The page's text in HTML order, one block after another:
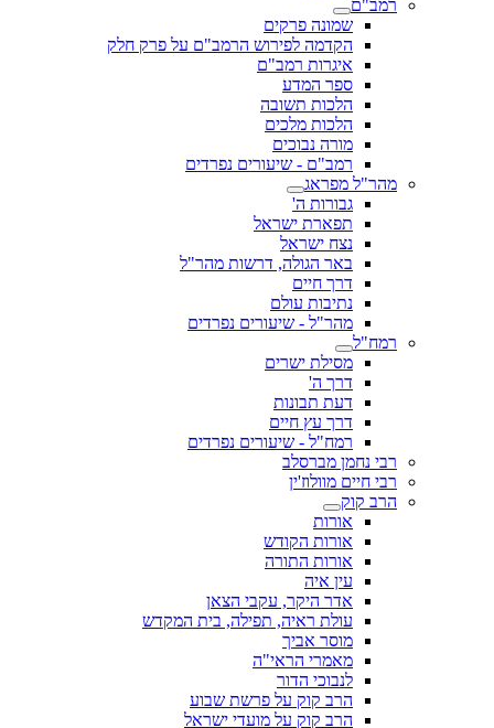
רמב"ם
שמונה פרקים
הקדמה לפירוש הרמב"ם על פרק חלק
איגרות רמב"ם
ספר המדע
הלכות תשובה
הלכות מלכים
מורה נבוכים
רמב"ם - שיעורים נפרדים
מהר"ל מפראג
גבורות ה'
תפארת ישראל
נצח ישראל
באר הגולה, דרשות מהר"ל
דרך חיים
נתיבות עולם
מהר"ל - שיעורים נפרדים
רמח"ל
מסילת ישרים
דרך ה'
דעת תבונות
דרך עץ חיים
רמח"ל - שיעורים נפרדים
רבי נחמן מברסלב
רבי חיים מוולוז'ין
הרב קוק
אורות
אורות הקודש
אורות התורה
עין איה
אדר היקר, עקבי הצאן
עולת ראיה, תפילה, בית המקדש
מוסר אביך
מאמרי הראי"ה
לנבוכי הדור
הרב קוק על פרשת שבוע
הרב קוק על מועדי ישראל